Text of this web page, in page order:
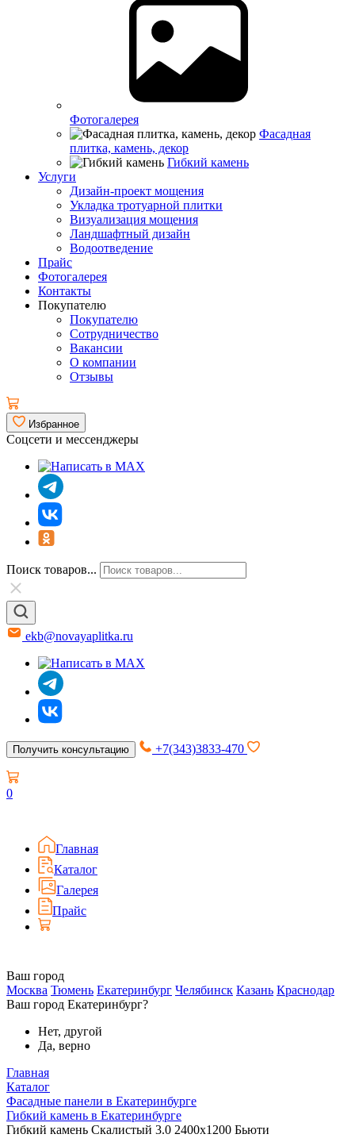
Фотогалерея
Фасадная
плитка, камень, декор
Гибкий камень
Услуги
Дизайн-проект мощения
Укладка тротуарной плитки
Визуализация мощения
Ландшафтный дизайн
Водоотведение
Прайс
Фотогалерея
Контакты
Покупателю
Покупателю
Сотрудничество
Вакансии
О компании
Отзывы
Избранное
Соцсети и мессенджеры
Поиск товаров...
ekb@novayaplitka.ru
Получить консультацию +7(343)3833-470
0
Главная
Каталог
Галерея
Прайс
Ваш город
Москва Тюмень Екатеринбург Челябинск Казань Краснодар
Ваш город Екатеринбург?
Нет, другой
Да, верно
Главная
Каталог
Фасадные панели в Екатеринбурге
Гибкий камень в Екатеринбурге
Гибкий камень Скалистый 3.0 2400x1200 Бьюти